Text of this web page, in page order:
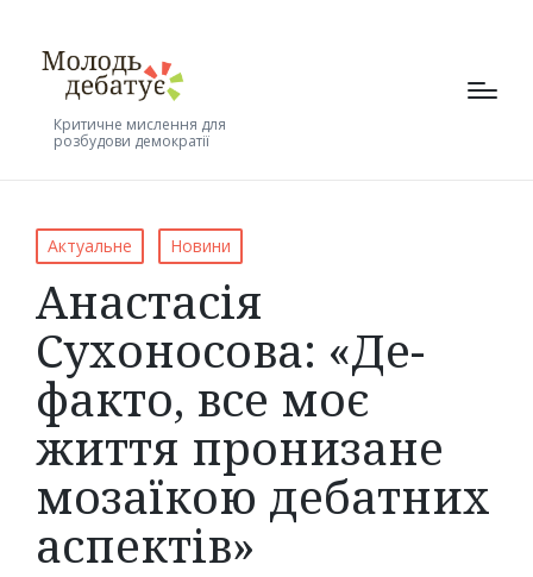
Критичне мислення для
розбудови демократії
Posted
in
Актуальне Новини
Анастасія
Сухоносова: «Де-
факто, все моє
життя пронизане
мозаїкою дебатних
аспектів»